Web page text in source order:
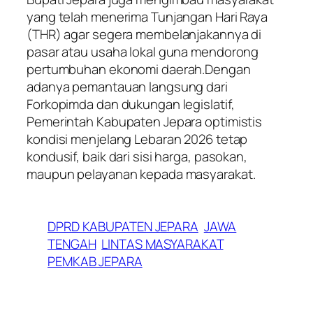
yang telah menerima Tunjangan Hari Raya
(THR) agar segera membelanjakannya di
pasar atau usaha lokal guna mendorong
pertumbuhan ekonomi daerah.Dengan
adanya pemantauan langsung dari
Forkopimda dan dukungan legislatif,
Pemerintah Kabupaten Jepara optimistis
kondisi menjelang Lebaran 2026 tetap
kondusif, baik dari sisi harga, pasokan,
maupun pelayanan kepada masyarakat.
DPRD KABUPATEN JEPARA JAWA
TENGAH LINTAS MASYARAKAT
PEMKAB JEPARA